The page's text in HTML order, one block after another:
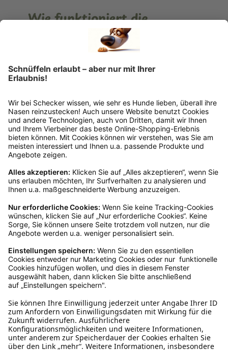
Wie funktioniert die
Rücksendung?
findest du online. Verpacke die Artikel
anschließend sicher und klebe das
dir in deinem Kundenkonto anfordern. Hast du als
Gast bestellt, schreibe uns eine Email an
verkauf@schecker.de oder rufe zu unseren
Servicezeiten an, dann lassen wir dir ein
Rücksendeetikett zukommen.
Kundenservice
Mo – Fr 9 – 17 Uhr, Sa 9 – 13 Uhr
Ruf uns an
04942-60 64 080
Schreibe uns
verkauf@schecker.de